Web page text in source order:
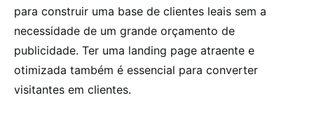
para construir uma base de clientes leais sem a
necessidade de um grande orçamento de
publicidade. Ter uma landing page atraente e
otimizada também é essencial para converter
visitantes em clientes.